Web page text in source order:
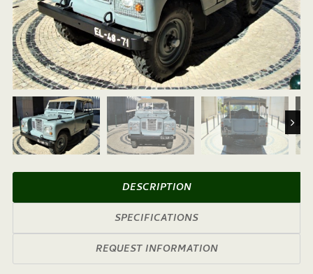
Next
DESCRIPTION
SPECIFICATIONS
REQUEST INFORMATION